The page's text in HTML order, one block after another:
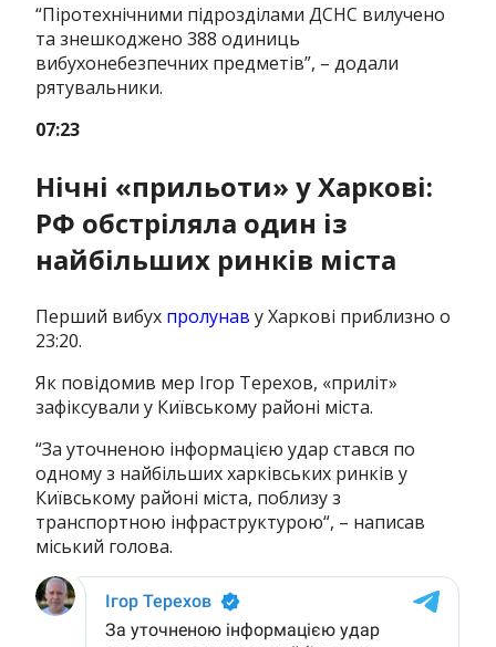
“Піротехнічними підрозділами ДСНС вилучено
та знешкоджено 388 одиниць
вибухонебезпечних предметів”, – додали
рятувальники.
07:23
Нічні «прильоти» у Харкові:
РФ обстріляла один із
найбільших ринків міста
Перший вибух пролунав у Харкові приблизно о
23:20.
Як повідомив мер Ігор Терехов, «приліт»
зафіксували у Київському районі міста.
“За уточненою інформацією удар стався по
одному з найбільших харківських ринків у
Київському районі міста, поблизу з
транспортною інфраструктурою“, – написав
міський голова.